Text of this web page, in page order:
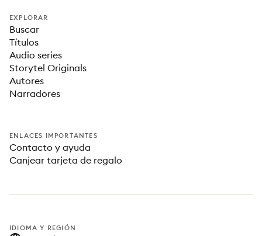
EXPLORAR
Buscar
Títulos
Audio series
Storytel Originals
Autores
Narradores
ENLACES IMPORTANTES
Contacto y ayuda
Canjear tarjeta de regalo
IDIOMA Y REGIÓN